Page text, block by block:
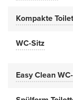
Kompakte
WC-Sitz
Easy Clean